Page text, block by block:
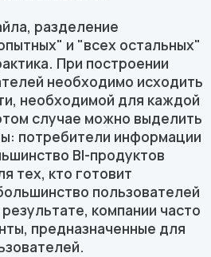
разделение
и "всех остальных"
При построении
необходимо исходить
необходимой для каждой
случае можно выделить
потребители информации
BI-продуктов
тех, кто готовит
пользователей
компании часто
предназначенные для